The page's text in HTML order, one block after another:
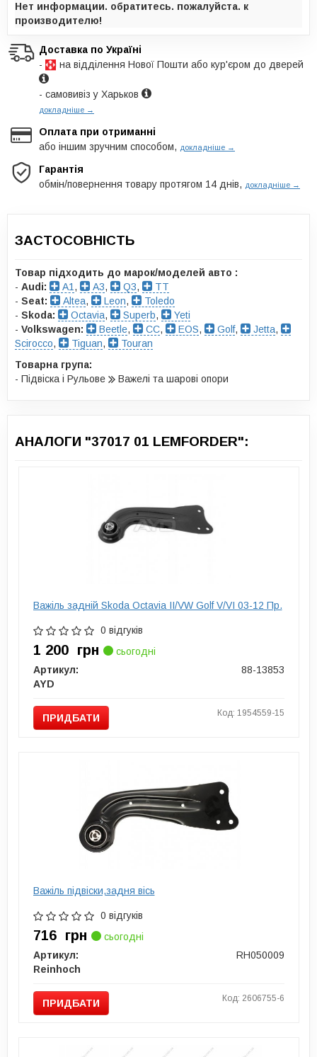
Нет информации. обратитесь. пожалуйста. к
производителю!
Доставка по Україні
-
на відділення Нової Пошти або кур'єром до дверей
- самовивіз у Харьков
докладніше →
Оплата при отриманні
або іншим зручним способом, докладніше →
Гарантія
обмін/повернення товару протягом 14 днів, докладніше →
ЗАСТОСОВНІСТЬ
Товар підходить до марок/моделей авто :
- Audi: A1 , A3, Q3,
TT
- Seat: Altea, Leon,
Toledo
- Skoda: Octavia, Superb,
Yeti
- Volkswagen: Beetle, CC, EOS, Golf, Jetta,
Scirocco, Tiguan,
Touran
Товарна група:
- Підвіска і Рульове
Важелі та шарові опори
АНАЛОГИ "37017 01 LEMFORDER":
Важіль задній Skoda Octavia II/VW Golf V/VI 03-12 Пр.
0 відгуків
1 200 грн
сьогодні
Артикул:
88-13853
AYD
ПРИДБАТИ Код: 1954559-15
Важіль підвіски,задня вісь
0 відгуків
716 грн
сьогодні
Артикул:
RH050009
Reinhoch
ПРИДБАТИ Код: 2606755-6